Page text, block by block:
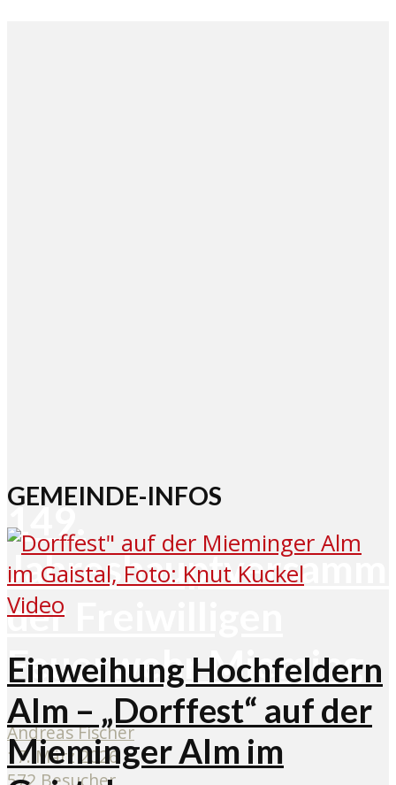
149.
der Freiwilligen
Feuerwehr Mieming
Andreas Fischer
17. März 2026
572 Besucher
GEMEINDE-INFOS
Video
Einweihung Hochfeldern
Alm – „Dorffest“ auf der
Mieminger Alm im